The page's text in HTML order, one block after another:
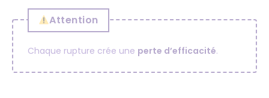
Attention
Chaque rupture crée une perte d’efficacité.